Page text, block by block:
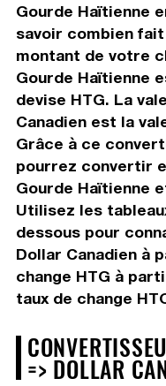
Gourde Haïtienne
savoir combien fait
montant de votre
Gourde Haïtienne
devise HTG. La
Canadien est la
Grâce à ce
pourrez convertir
Gourde Haïtienne
Utilisez les
dessous pour
Dollar Canadien à
change HTG à
taux de change
=> DOLLAR